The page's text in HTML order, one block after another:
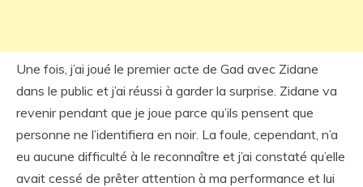
Une fois, j’ai joué le premier acte de Gad avec Zidane
dans le public et j’ai réussi à garder la surprise. Zidane va
revenir pendant que je joue parce qu’ils pensent que
personne ne l’identifiera en noir. La foule, cependant, n’a
eu aucune difficulté à le reconnaître et j’ai constaté qu’elle
avait cessé de prêter attention à ma performance et lui